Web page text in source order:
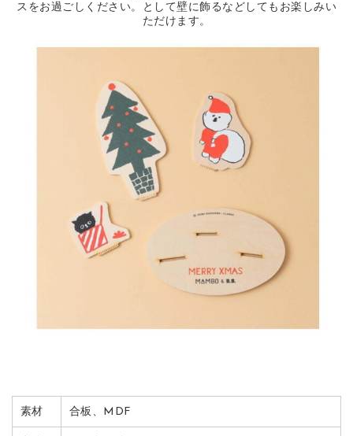
スをお過ごしください。として壁に飾るなどしてもお楽しみい
ただけます。
素材 合板、MDF